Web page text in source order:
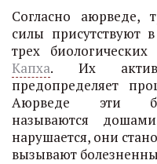
Согласно аюрведе,
силы присутствуют
трех биологических
Капха. Их
предопределяет
Аюрведе эти
называются
нарушается, они
вызывают